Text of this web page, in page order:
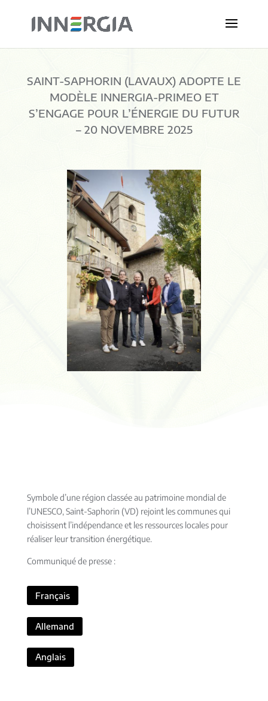
SAINT-SAPHORIN (LAVAUX) ADOPTE LE
MODÈLE INNERGIA-PRIMEO ET
S’ENGAGE POUR L’ÉNERGIE DU FUTUR
– 20 NOVEMBRE 2025
Symbole d’une région classée au patrimoine mondial de
l’UNESCO, Saint-Saphorin (VD) rejoint les communes qui
choisissent l’indépendance et les ressources locales pour
réaliser leur transition énergétique.
Communiqué de presse :
Français
Allemand
Anglais